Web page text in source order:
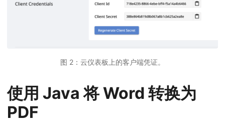
图 2：云仪表板上的客户端凭证。
使用 Java 将 Word 转换为
PDF